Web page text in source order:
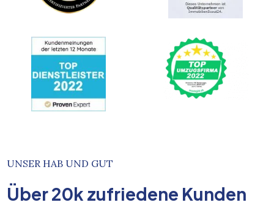
UNSER HAB UND GUT
Über20k zufriedene Kunden